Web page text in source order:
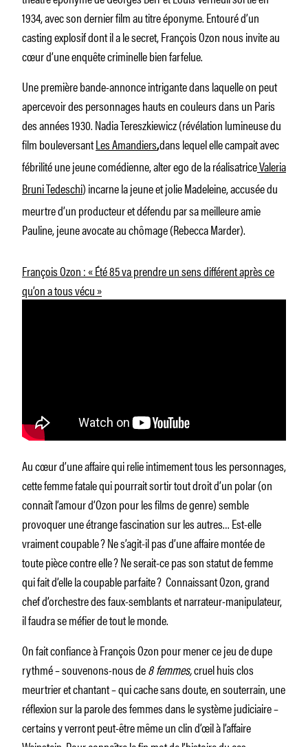
1934, avec son dernier film au titre éponyme. Entouré d’un
casting explosif dont il a le secret, François Ozon nous invite au
cœur d’une enquête criminelle bien farfelue.
Une première bande-annonce intrigante dans laquelle on peut
apercevoir des personnages hauts en couleurs dans un Paris
des années 1930. Nadia Tereszkiewicz (révélation lumineuse du
film bouleversantLes Amandiers,dans lequel elle campait avec
fébrilité une jeune comédienne, alter ego de la réalisatriceValeria
Bruni Tedeschi) incarne la jeune et jolie Madeleine, accusée du
meurtre d’un producteur et défendu par sa meilleure amie
Pauline, jeune avocate au chômage (Rebecca Marder).
François Ozon : « Été 85 va prendre un sens différent après ce
qu’on a tous vécu »
Au cœur d’une affaire qui relie intimement tous les personnages,
cette femme fatale qui pourrait sortir tout droit d’un polar (on
connaît l’amour d’Ozon pour les films de genre) semble
provoquer une étrange fascination sur les autres… Est-elle
vraiment coupable ? Ne s’agit-il pas d’une affaire montée de
toute pièce contre elle ? Ne serait-ce pas son statut de femme
qui fait d’elle la coupable parfaite ? Connaissant Ozon, grand
chef d’orchestre des faux-semblants et narrateur-manipulateur,
il faudra se méfier de tout le monde.
On fait confiance à François Ozon pour mener ce jeu de dupe
rythmé – souvenons-nous de8 femmes,cruel huis clos
meurtrier et chantant – qui cache sans doute, en souterrain, une
réflexion sur la parole des femmes dans le système judiciaire –
certains y verront peut-être même un clin d’œil à l’affaire